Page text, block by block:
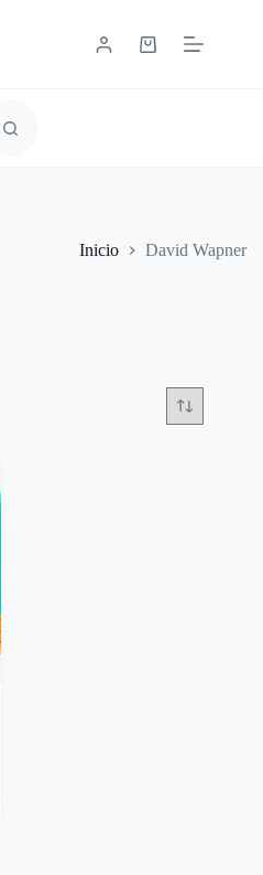
Inicio David Wapner